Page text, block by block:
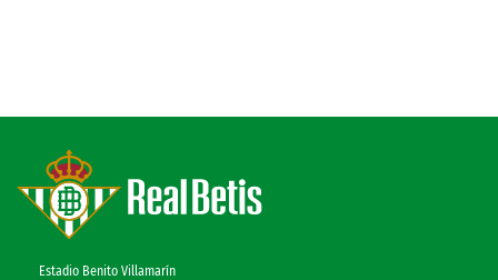
Estadio Benito Villamarín